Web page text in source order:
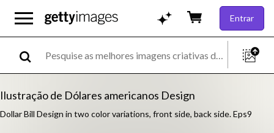
Entrar
Ilustração de Dólares americanos Design
Dollar Bill Design in two color variations, front side, back side. Eps9